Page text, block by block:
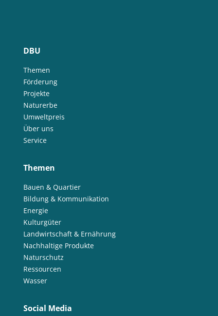
DBU
Themen
Förderung
Projekte
Naturerbe
Umweltpreis
Über uns
Service
Themen
Bauen & Quartier
Bildung & Kommunikation
Energie
Kulturgüter
Landwirtschaft & Ernährung
Nachhaltige Produkte
Naturschutz
Ressourcen
Wasser
Social Media